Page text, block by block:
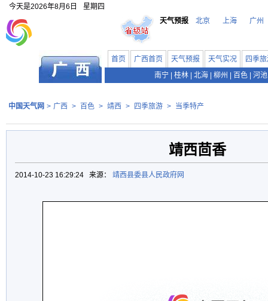
今天是2026年8月6日
星期四
天气预报
北京 上海 广州
首页 广西首页 天气预报 天气实况
四季
南宁
桂林 北海 柳州 百色 河池
中国天气网 > 广西 > 百色 > 靖西 > 四季旅游 > 当季特产
靖西茴香
2014-10-23 16:29:24 来源： 靖西县委县人民政府网